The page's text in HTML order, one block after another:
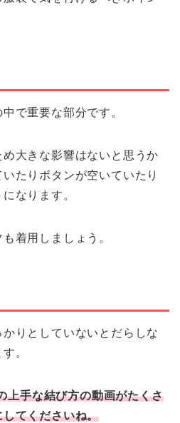
で重要な部分です。
大きな影響はないと思うか
たりボタンが空いていたり
なります。
着用しましょう。
りとしていないとだらしな
。
上手な結び方の動画がたくさ
てくださいね。